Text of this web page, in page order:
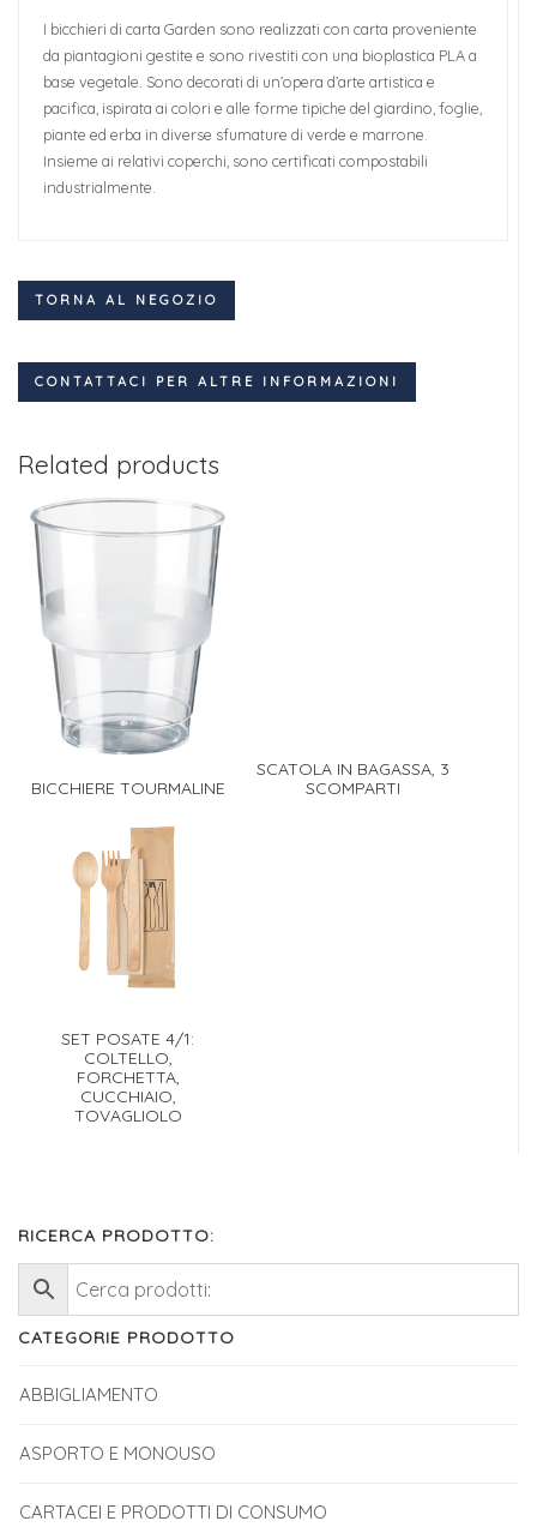
I bicchieri di carta Garden sono realizzati con carta proveniente
da piantagioni gestite e sono rivestiti con una bioplastica PLA a
base vegetale. Sono decorati di un’opera d’arte artistica e
pacifica, ispirata ai colori e alle forme tipiche del giardino, foglie,
piante ed erba in diverse sfumature di verde e marrone.
Insieme ai relativi coperchi, sono certificati compostabili
industrialmente.
TORNA AL NEGOZIO
CONTATTACI PER ALTRE INFORMAZIONI
Related products
BICCHIERE TOURMALINE
SCATOLA IN BAGASSA, 3
SCOMPARTI
SET POSATE 4/1:
COLTELLO,
FORCHETTA,
CUCCHIAIO,
TOVAGLIOLO
RICERCA PRODOTTO:
CATEGORIE PRODOTTO
ABBIGLIAMENTO
ASPORTO E MONOUSO
CARTACEI E PRODOTTI DI CONSUMO